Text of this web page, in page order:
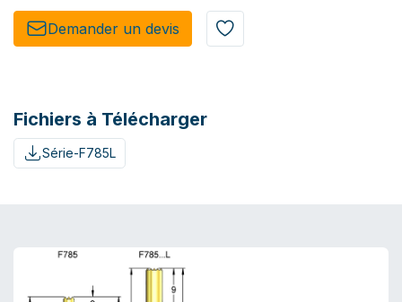
Demander un de​​vis​​
Fichiers à Télécharger
Série-F785L